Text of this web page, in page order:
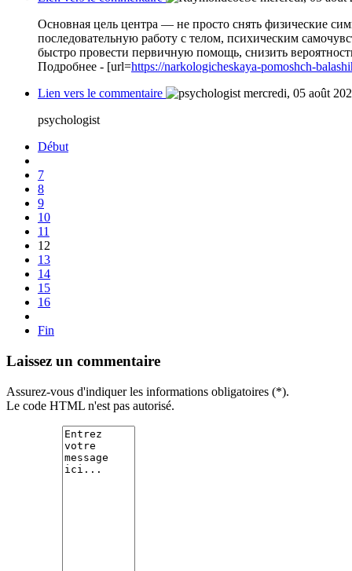
Основная цель центра — не просто снять физические
последовательную работу с телом, психическим
быстро провести первичную помощь, снизить
Подробнее - [url=https://narkologicheskaya-pomoshch-
Lien vers le commentaire
mercredi, 05 août
psychologist
Début
7
8
9
10
11
12
13
14
15
16
Fin
Laissez un commentaire
Assurez-vous d'indiquer les informations obligatoires (*).
Le code HTML n'est pas autorisé.